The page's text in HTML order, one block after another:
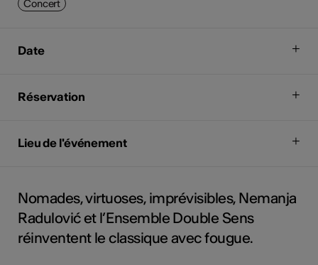
Concert
Date
Réservation
Lieu de l'événement
Nomades, virtuoses, imprévisibles, Nemanja
Radulović et l’Ensemble Double Sens
réinventent le classique avec fougue.